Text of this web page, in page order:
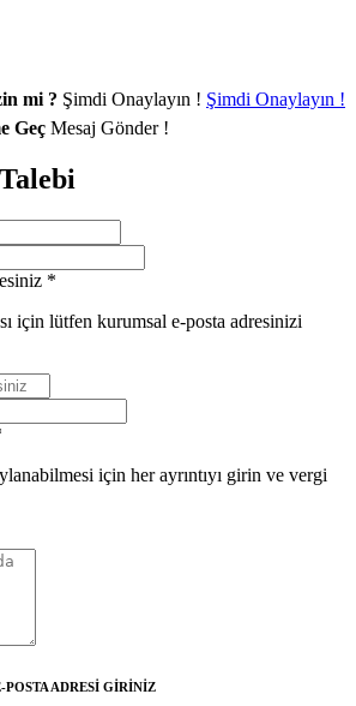
mi ? Şimdi Onaylayın ! Şimdi Onaylayın !
Geç Mesaj Gönder !
*
için lütfen kurumsal e-posta adresinizi
için her ayrıntıyı girin ve vergi
ADRESİ GİRİNİZ